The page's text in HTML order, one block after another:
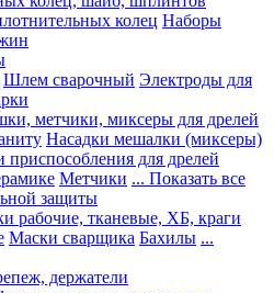
колец Наборы
Шлем сварочный Электроды для
метчики, миксеры для дрелей
Насадки мешалки (миксеры)
приспособления для дрелей
Метчики ... Показать все
защиты
рабочие, тканевые, ХБ, краги
Маски сварщика Бахилы ...
держатели